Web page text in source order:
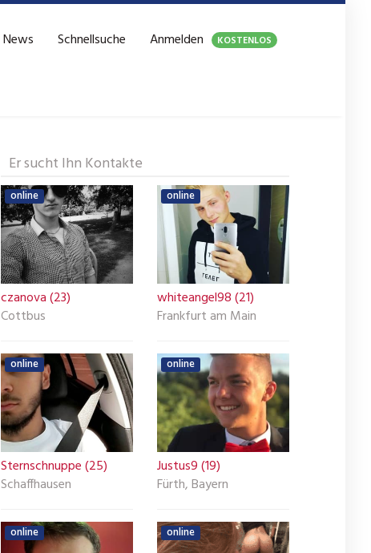
News Schnellsuche Anmelden KOSTENLOS
Er sucht Ihn Kontakte
online
czanova (23)
Cottbus
online
whiteangel98 (21)
Frankfurt am Main
online
Sternschnuppe (25)
Schaffhausen
online
Justus9 (19)
Fürth, Bayern
online online